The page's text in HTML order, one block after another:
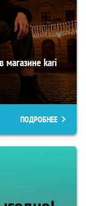
магазине kari
ПОДРОБНЕЕ